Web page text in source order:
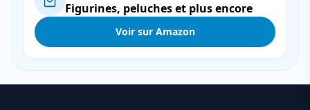
Figurines, peluches et plus encore
Voir sur Amazon